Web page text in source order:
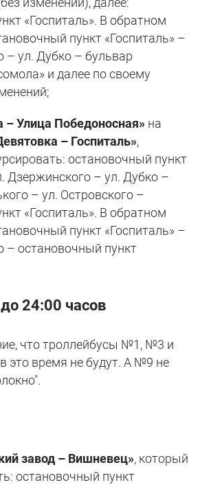
«Госпиталь». В обратном
пункт «Госпиталь» –
– ул. Дубко – бульвар
и далее по своему
– Улица Победоносная» на
– Госпиталь»,
остановочный пункт
Дзержинского – ул. Дубко –
– ул. Островского –
«Госпиталь». В обратном
пункт «Госпиталь» –
– остановочный пункт
24:00 часов
что троллейбусы №1, №3 и
это время не будут. А №9 не
завод – Вишневец», который
остановочный пункт